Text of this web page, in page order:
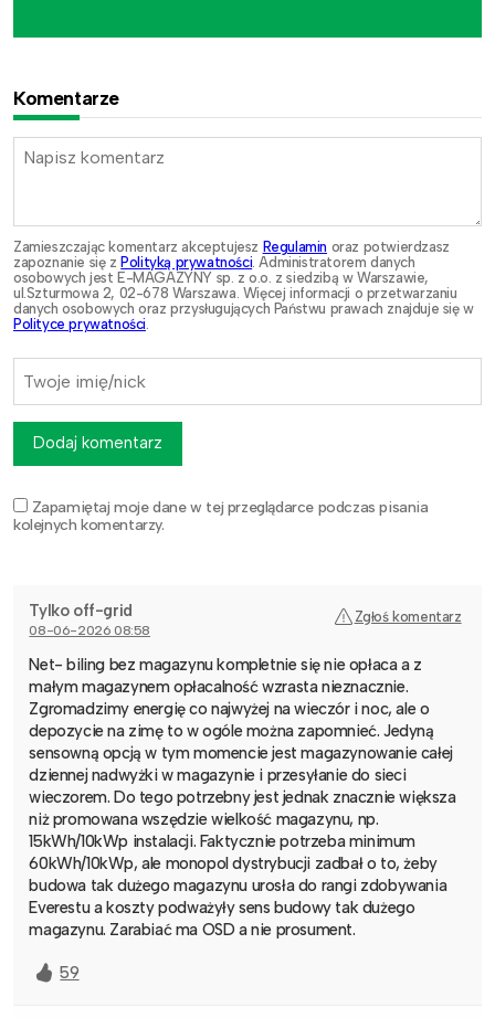
Komentarze
Zamieszczając komentarz akceptujesz Regulamin oraz potwierdzasz
zapoznanie się z Polityką prywatności. Administratorem danych
osobowych jest E-MAGAZYNY sp. z o.o. z siedzibą w Warszawie,
ul.Szturmowa 2, 02-678 Warszawa. Więcej informacji o przetwarzaniu
danych osobowych oraz przysługujących Państwu prawach znajduje się w
Polityce prywatności.
Zapamiętaj moje dane w tej przeglądarce podczas pisania
kolejnych komentarzy.
Dodaj komentarz
Tylko off-grid
08-06-2026 08:58
Zgłoś komentarz
Net- biling bez magazynu kompletnie się nie opłaca a z
małym magazynem opłacalność wzrasta nieznacznie.
Zgromadzimy energię co najwyżej na wieczór i noc, ale o
depozycie na zimę to w ogóle można zapomnieć. Jedyną
sensowną opcją w tym momencie jest magazynowanie całej
dziennej nadwyżki w magazynie i przesyłanie do sieci
wieczorem. Do tego potrzebny jest jednak znacznie większa
niż promowana wszędzie wielkość magazynu, np.
15kWh/10kWp instalacji. Faktycznie potrzeba minimum
60kWh/10kWp, ale monopol dystrybucji zadbał o to, żeby
budowa tak dużego magazynu urosła do rangi zdobywania
Everestu a koszty podważyły sens budowy tak dużego
magazynu. Zarabiać ma OSD a nie prosument.
59